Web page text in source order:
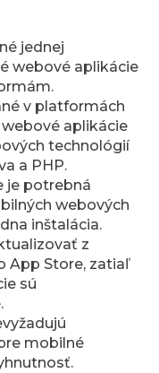
jednej
webové aplikácie
v platformách
aplikácie
technológií
a PHP.
je potrebná
webových
inštalácia.
z
App Store, zatiaľ
sú
mobilné